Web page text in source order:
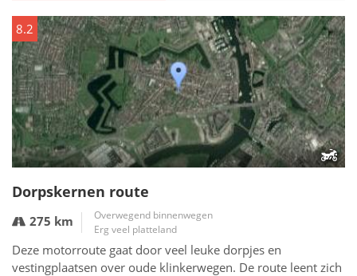
8.2
Dorpskernen route
275 km
Overwegend binnenwegen
Erg veel platteland
Deze motorroute gaat door veel leuke dorpjes en
vestingplaatsen over oude klinkerwegen. De route leent zich